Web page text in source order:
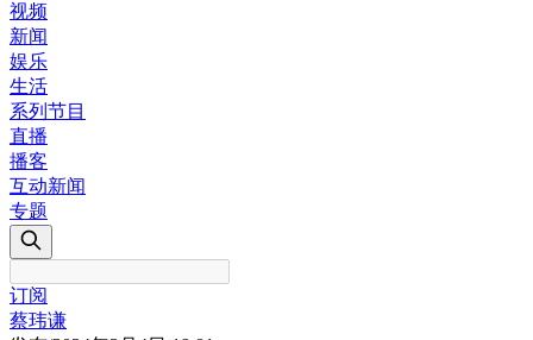
视频
新闻
娱乐
生活
系列节目
直播
播客
互动新闻
专题
订阅
蔡玮谦